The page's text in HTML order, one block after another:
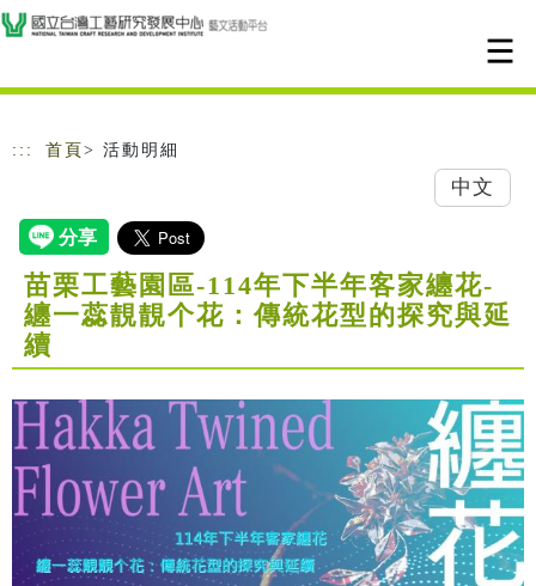
跳到主要內容
網站導覽
::: 首頁 > 活動明細
中文
苗栗工藝園區-114年下半年客家纏花-
纏一蕊靚靚个花：傳統花型的探究與延
續